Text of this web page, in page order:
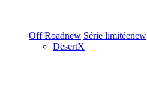
Off Roadnew Série limitéenew
DesertX